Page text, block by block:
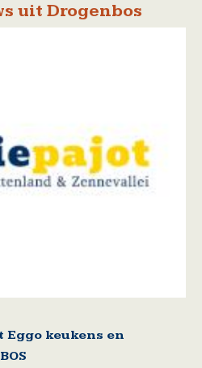
uit Drogenbos
Eggo keukens en